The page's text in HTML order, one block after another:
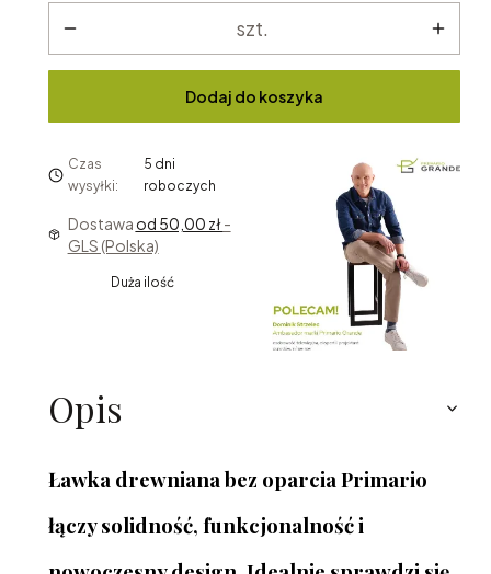
szt.
Dodaj do koszyka
Czas
wysyłki:
5 dni
roboczych
Dostawa od 50,00 zł-
GLS (Polska)
Duża ilość
Opis
Ławka drewniana bez oparcia Primario
łączy solidność, funkcjonalność i